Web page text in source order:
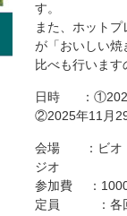
す。
また、ホット
が「おいしい焼
比べも行います
日時 ：①2025
②2025年11月
会場 ：ビオ・
ジオ
参加費 ：
定員 ：各回